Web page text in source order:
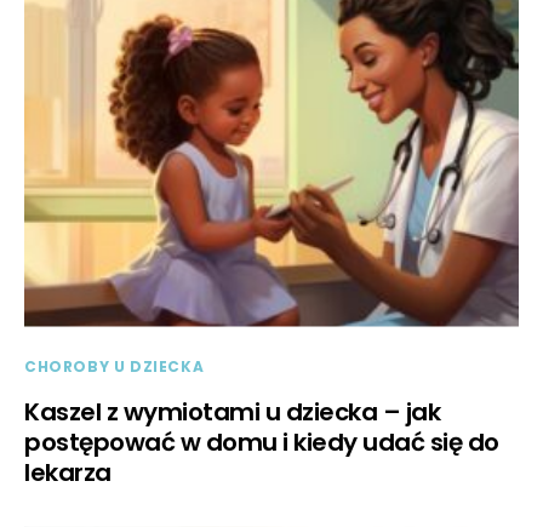
CHOROBY U DZIECKA
Kaszel z wymiotami u dziecka – jak
postępować w domu i kiedy udać się do
lekarza